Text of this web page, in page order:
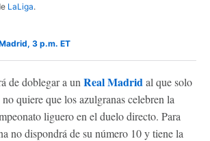
LaLiga.
3 p.m. ET
de doblegar a un Real Madrid al que solo
quiere que los azulgranas celebren la
liguero en el duelo directo. Para
no dispondrá de su número 10 y tiene la